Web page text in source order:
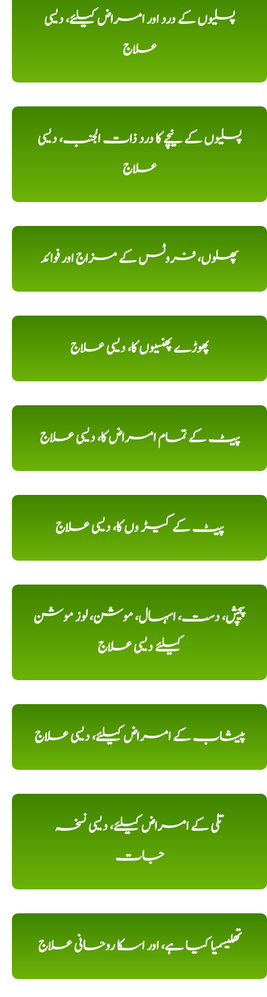
پسلیوں کے درد اور امراض کیلئے، دیسی
علاج
پسلیوں کے نیچے کا درد ذات الجنب، دیسی
علاج
پھلوں، فروٹس کے مزاج اور فوائد
پھوڑے پھنسیوں کا، دیسی علاج
پیٹ کے تمام امراض کا، دیسی علاج
پیٹ کے کیڑ وں کا، دیسی علاج
پیچش، دست، اسہال، موشن، لوز موشن
کیلئے دیسی علاج
پیشاب کے امراض کیلئے، دیسی علاج
تلی کے امراض کیلئے، دیسی نسخہ
جات
تھلیسمیا کیا ہے، اور اسکا روحانی علاج